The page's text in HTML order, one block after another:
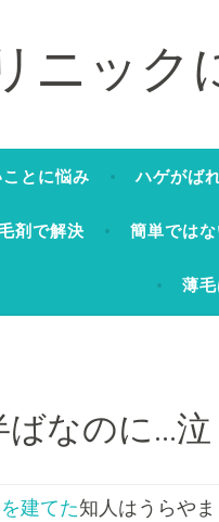
ニッ
とに悩み ハゲがば
剤で解決 簡単では
薄
ばなのに…泣
建てた知人はうらや